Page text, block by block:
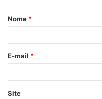
á
r
*
Nome *
E-mail *
Site